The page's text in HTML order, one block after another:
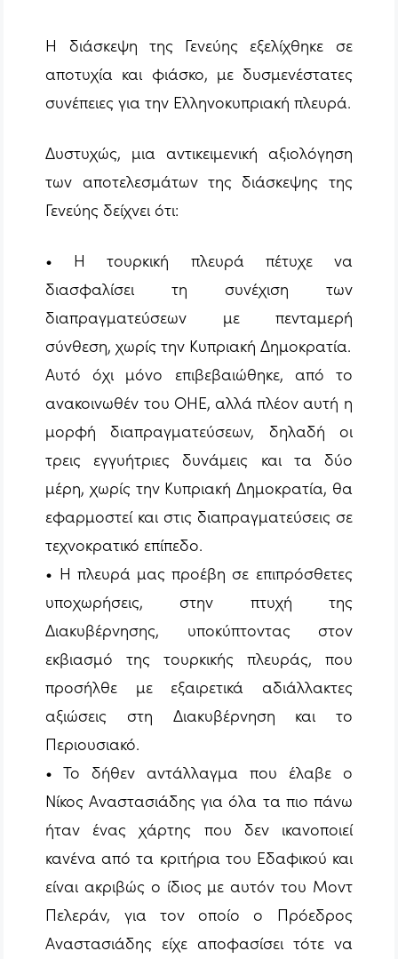
Η διάσκεψη της Γενεύης εξελίχθηκε σε
αποτυχία και φιάσκο, με δυσμενέστατες
συνέπειες για την Ελληνοκυπριακή πλευρά.
Δυστυχώς, μια αντικειμενική αξιολόγηση
των αποτελεσμάτων της διάσκεψης της
Γενεύης δείχνει ότι:
• Η τουρκική πλευρά πέτυχε να
διασφαλίσει τη συνέχιση των
διαπραγματεύσεων με πενταμερή
σύνθεση, χωρίς την Κυπριακή Δημοκρατία.
Αυτό όχι μόνο επιβεβαιώθηκε, από το
ανακοινωθέν του ΟΗΕ, αλλά πλέον αυτή η
μορφή διαπραγματεύσεων, δηλαδή οι
τρεις εγγυήτριες δυνάμεις και τα δύο
μέρη, χωρίς την Κυπριακή Δημοκρατία, θα
εφαρμοστεί και στις διαπραγματεύσεις σε
τεχνοκρατικό επίπεδο.
• Η πλευρά μας προέβη σε επιπρόσθετες
υποχωρήσεις, στην πτυχή της
Διακυβέρνησης, υποκύπτοντας στον
εκβιασμό της τουρκικής πλευράς, που
προσήλθε με εξαιρετικά αδιάλλακτες
αξιώσεις στη Διακυβέρνηση και το
Περιουσιακό.
• Το δήθεν αντάλλαγμα που έλαβε ο
Νίκος Αναστασιάδης για όλα τα πιο πάνω
ήταν ένας χάρτης που δεν ικανοποιεί
κανένα από τα κριτήρια του Εδαφικού και
είναι ακριβώς ο ίδιος με αυτόν του Μοντ
Πελεράν, για τον οποίο ο Πρόεδρος
Αναστασιάδης είχε αποφασίσει τότε να